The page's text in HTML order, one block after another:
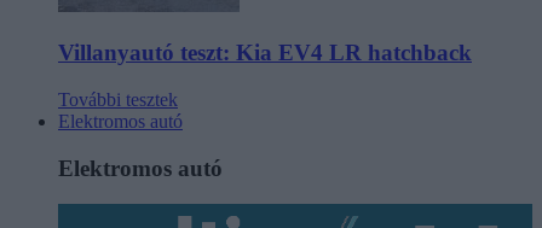
Villanyautó teszt: Kia EV4 LR hatchback
További tesztek
Elektromos autó
Elektromos autó